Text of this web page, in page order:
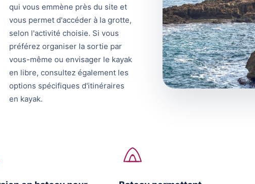
qui vous emmène près du site et
vous permet d'accéder à la grotte,
selon l'activité choisie. Si vous
préférez organiser la sortie par
vous-même ou envisager le kayak
en libre, consultez également les
options spécifiques d'itinéraires
en kayak.